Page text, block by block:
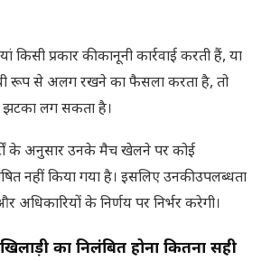
प्रकार की कानूनी कार्रवाई करती हैं, या
रूप से अलग रखने का फैसला करता है, तो
लग सकता है।
के अनुसार उनके मैच खेलने पर कोई
नहीं किया गया है। इसलिए उनकी उपलब्धता
के निर्णय पर निर्भर करेगी।
का निलंबित होना कितना सही